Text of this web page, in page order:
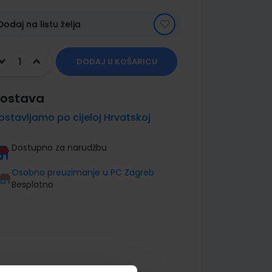
na listu želja
DODAJ U KOŠARICU
po cijeloj Hrvatskoj
Dostupno za narudžbu
Osobno preuzimanje u PC Zagreb
Besplatno